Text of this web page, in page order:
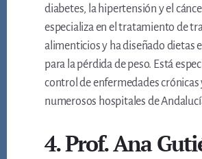
diabetes, la hipertensión y el
especializa en el tratamiento de
alimenticios y ha diseñado dietas
para la pérdida de peso. Está
control de enfermedades crónicas
numerosos hospitales de
4. Prof. Ana